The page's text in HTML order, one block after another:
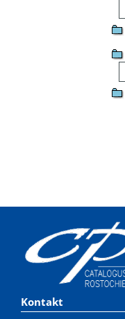
Kontakt